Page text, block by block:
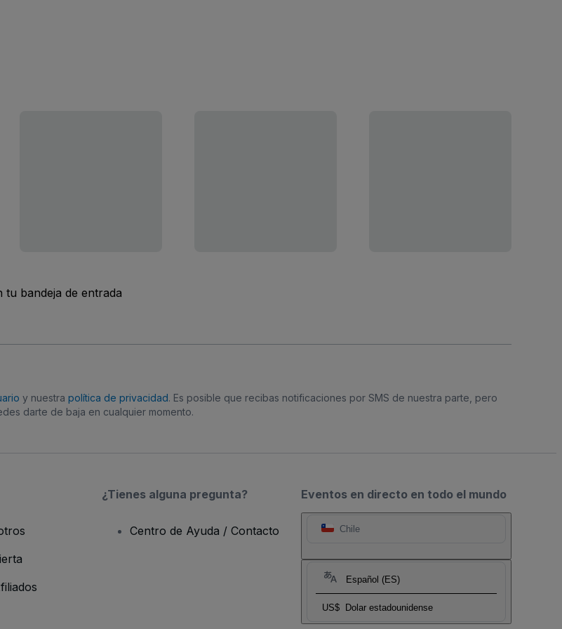
tu bandeja de entrada
y nuestra política de privacidad. Es posible que recibas notificaciones por SMS de nuestra parte, pero
darte de baja en cualquier momento.
Eventos en directo en todo el mundo
Chile
Español (ES)
US$ Dolar estadounidense
¿Tienes alguna pregunta?
Centro de Ayuda / Contacto